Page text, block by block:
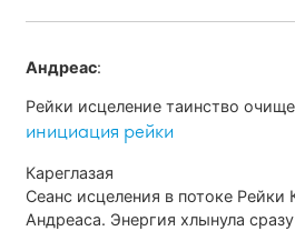
Андреас:
Рейки исцеление таинство
инициация рейки
Кареглазая
Сеанс исцеления в потоке Рейки
Андреаса. Энергия хлынула сразу